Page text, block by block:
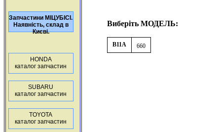
Запчастини МІЦУБІСІ.
Наявність, склад в
Києві.
HONDA
каталог запчастин
SUBARU
каталог запчастин
TOYOTA
каталог запчастин
Виберіть МОДЕЛЬ:
B11A 660